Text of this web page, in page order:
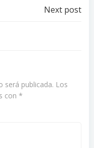
Next post
será publicada. Los
con *